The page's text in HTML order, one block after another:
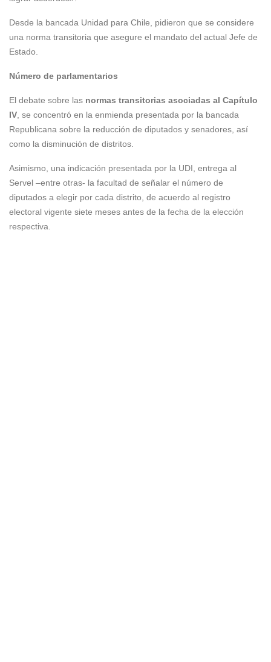
Desde la bancada Unidad para Chile, pidieron que se considere
una norma transitoria que asegure el mandato del actual Jefe de
Estado.
Número de parlamentarios
El debate sobre las normas transitorias asociadas al Capítulo
IV, se concentró en la enmienda presentada por la bancada
Republicana sobre la reducción de diputados y senadores, así
como la disminución de distritos.
Asimismo, una indicación presentada por la UDI, entrega al
Servel –entre otras- la facultad de señalar el número de
diputados a elegir por cada distrito, de acuerdo al registro
electoral vigente siete meses antes de la fecha de la elección
respectiva.